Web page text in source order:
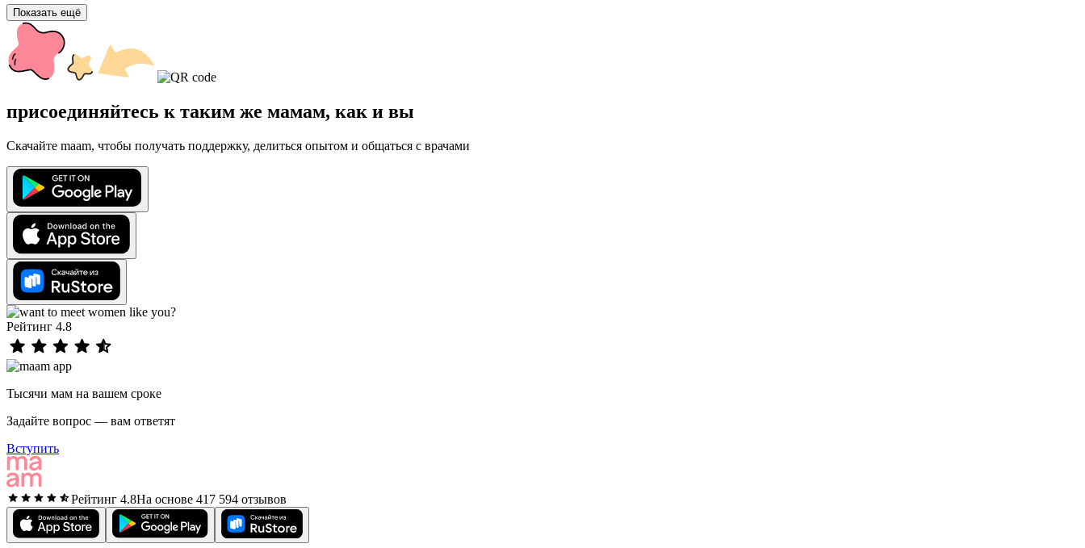
Показать ещё
присоединяйтесь к таким же мамам, как и вы
Скачайте maam, чтобы получать поддержку, делиться опытом и общаться с врачами
Рейтинг 4.8
Тысячи мам на вашем сроке
Задайте вопрос — вам ответят
Вступить
Рейтинг 4.8На основе 417 594 отзывов